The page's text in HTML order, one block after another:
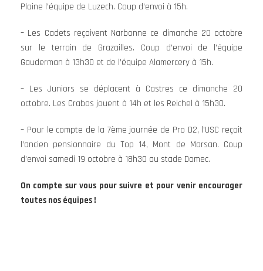
Plaine l’équipe de Luzech. Coup d’envoi à 15h.
– Les Cadets reçoivent Narbonne ce dimanche 20 octobre
sur le terrain de Grazailles. Coup d’envoi de l’équipe
Gauderman à 13h30 et de l’équipe Alamercery à 15h.
– Les Juniors se déplacent à Castres ce dimanche 20
octobre. Les Crabos jouent à 14h et les Reichel à 15h30.
– Pour le compte de la 7ème journée de Pro D2, l’USC reçoit
l’ancien pensionnaire du Top 14, Mont de Marsan. Coup
d’envoi samedi 19 octobre à 18h30 au stade Domec.
On compte sur vous pour suivre et pour venir encourager
toutes nos équipes !